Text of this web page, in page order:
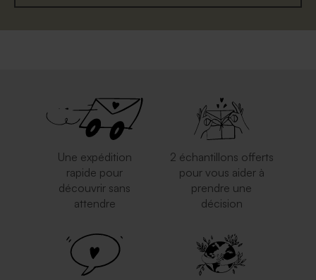
Une expédition
rapide pour
découvrir sans
attendre
2 échantillons offerts
pour vous aider à
prendre une
décision